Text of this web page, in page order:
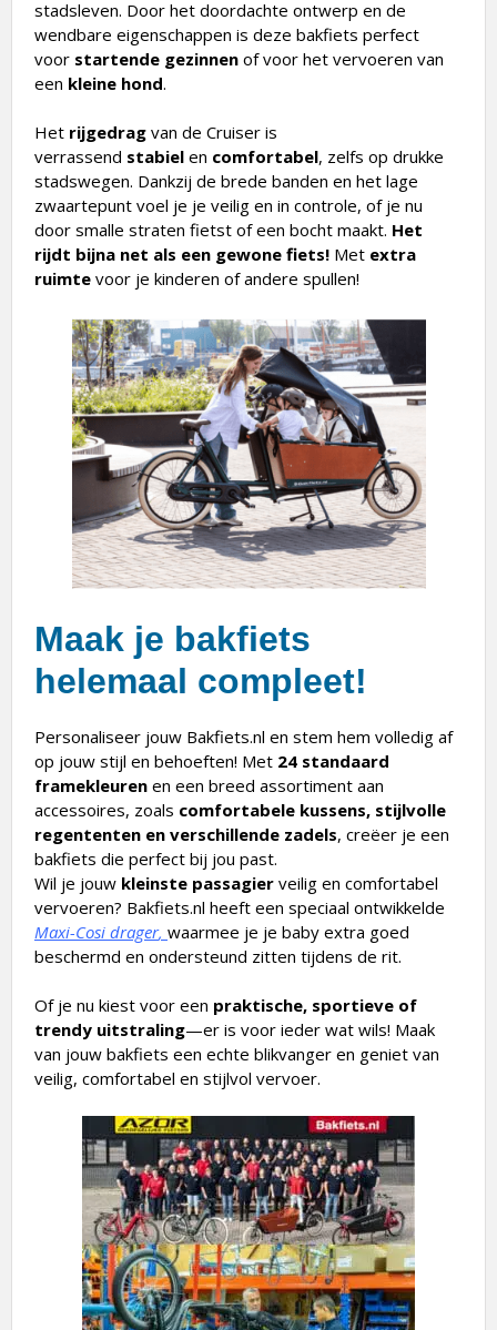
wendbare eigenschappen is deze bakfiets perfect
voorstartende gezinnenof voor het vervoeren van
eenkleine hond .
verrassendstabielencomfortabel
stadswegen. Dankzij de brede banden en het lage
zwaartepunt voel je je veilig en in controle, of je nu
door smalle straten fietst of een bocht maakt.Het
rijdt bijna net als een gewone fiets! Metextra
ruimtevoor je kinderen of andere spullen!
Maak je bakfiets
helemaal compleet!
op jouw stijl en behoeften! Met24 standaard
framekleurenen een breed assortiment aan
accessoires, zoalscomfortabele kussens, stijlvolle
regententen en verschillende zadels, creëer je een
bakfiets die perfect bij jou past.
Wil je jouwkleinste passagierveilig en comfortabel
vervoeren? Bakfiets.nl heeft een speciaal ontwikkelde
Maxi-Cosi drager,waarmee je je baby extra goed
beschermd en ondersteund zitten tijdens de rit.
trendy uitstraling—er is voor ieder wat wils! Maak
van jouw bakfiets een echte blikvanger en geniet van
veilig, comfortabel en stijlvol vervoer.